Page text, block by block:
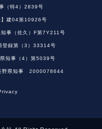
（特4）2839号
】建04第10926号
知事（佐久）F第7Y211号
登録第（3）33314号
知事（4）第5039号
野県知事 2000078644